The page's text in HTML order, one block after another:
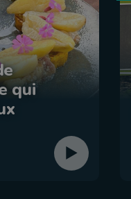
qui